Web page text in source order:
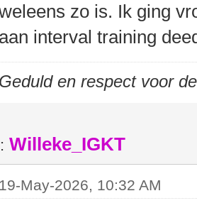
zo is. Ik ging
aan interval training
Geduld en respect voor
Willeke_IGKT
19-May-2026, 10:32 AM